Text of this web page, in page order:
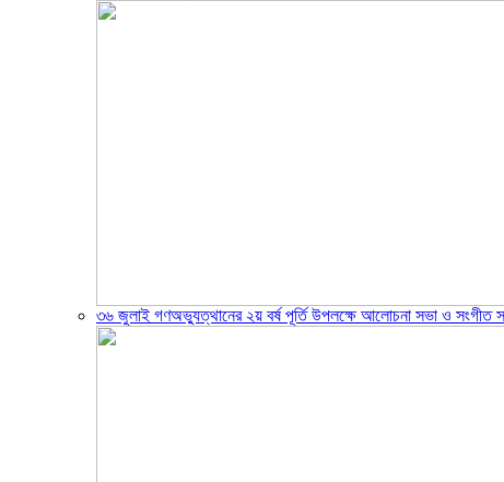
৩৬ জুলাই গণঅভ্যুত্থানের ২য় বর্ষ পূর্তি উপলক্ষে আলোচনা সভা ও সংগীত